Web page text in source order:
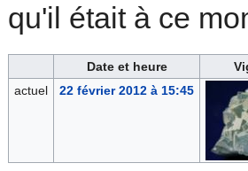
qu'il était à ce
Date et heure
actuel
22 février 2012 à 15:45